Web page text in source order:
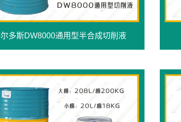
多斯DW8000通用型半合成切削液